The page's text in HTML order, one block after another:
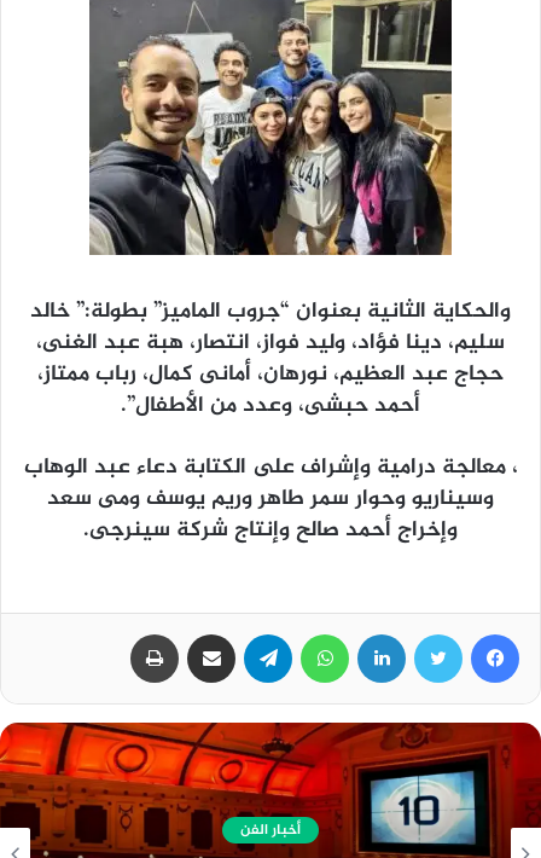
والحكاية الثانية بعنوان “جروب الماميز” بطولة:” خالد
سليم، دينا فؤاد، وليد فواز، انتصار، هبة عبد الغنى،
حجاج عبد العظيم، نورهان، أمانى كمال، رباب ممتاز،
أحمد حبشى، وعدد من الأطفال”.
، معالجة درامية وإشراف على الكتابة دعاء عبد الوهاب
وسيناريو وحوار سمر طاهر وريم يوسف ومى سعد
وإخراج أحمد صالح وإنتاج شركة سينرجى.
أخبار عامة